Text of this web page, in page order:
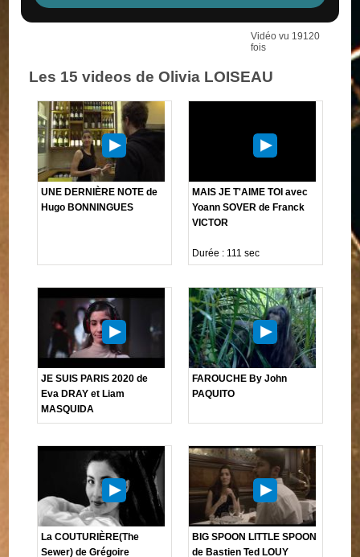
Vidéo vu 19120
fois
Les 15 videos de Olivia LOISEAU
UNE DERNIÈRE NOTE de
Hugo BONNINGUES
MAIS JE T'AIME TOI avec
Yoann SOVER de Franck
VICTOR
Durée : 111 sec
JE SUIS PARIS 2020 de
Eva DRAY et Liam
MASQUIDA
FAROUCHE By John
PAQUITO
La COUTURIÈRE(The
Sewer) de Grégoire
BIG SPOON LITTLE SPOON
de Bastien Ted LOUY